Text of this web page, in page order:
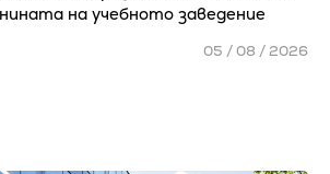
на учебното заведение
05 / 08 / 2026